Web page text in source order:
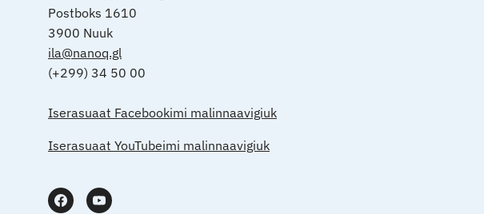
Postboks 1610
3900 Nuuk
ila@nanoq.gl
(+299) 34 50 00
Iserasuaat Facebookimi malinnaavigiuk
Iserasuaat YouTubeimi malinnaavigiuk